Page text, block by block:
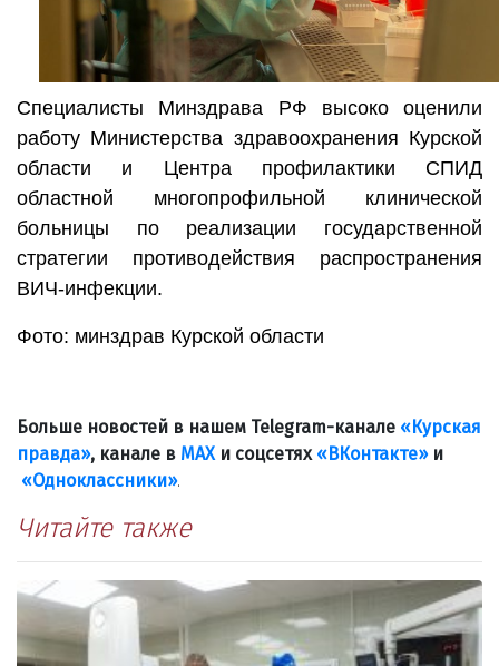
Специалисты Минздрава РФ высоко оценили
работу Министерства здравоохранения Курской
области и Центра профилактики СПИД
областной многопрофильной клинической
больницы по реализации государственной
стратегии противодействия распространения
ВИЧ-инфекции.
Фото: минздрав Курской области
Больше новостей в нашем Telegram-канале «Курская
правда», канале в МАХи соцсетях «ВКонтакте»и
«Одноклассники».
Читайте также